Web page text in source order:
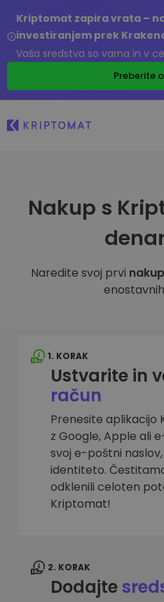
Kriptomat zapira vrata –
investiranjem prek
Vaša sredstva so varna in v
Preberite
Nakup s
Naredite svoj prvi nakup
1. KORAK
Ustvarite in
račun
Prenesite aplikacijo
z Google, Apple ali
svoj e-poštni
identiteto.
odklenili celoten
Kriptomat!
2. KORAK
Dodajte